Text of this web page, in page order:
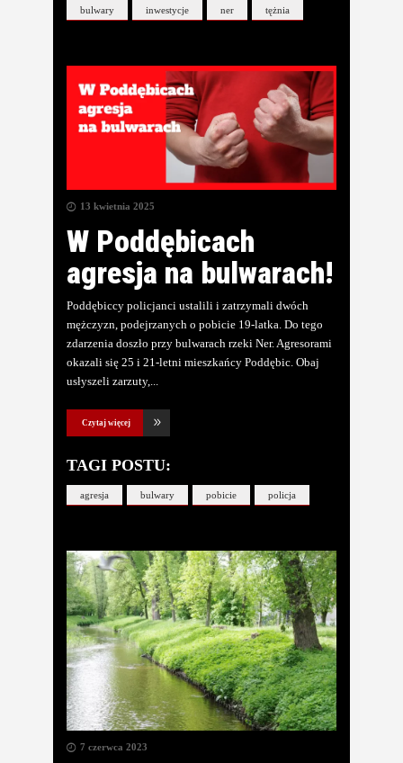
bulwary inwestycje ner tężnia
13 kwietnia 2025
W Poddębicach
agresja na bulwarach!
Poddębiccy policjanci ustalili i zatrzymali dwóch
mężczyzn, podejrzanych o pobicie 19-latka. Do tego
zdarzenia doszło przy bulwarach rzeki Ner. Agresorami
okazali się 25 i 21-letni mieszkańcy Poddębic. Obaj
usłyszeli zarzuty,
Czytaj więcej
TAGI POSTU:
agresja bulwary pobicie policja
7 czerwca 2023